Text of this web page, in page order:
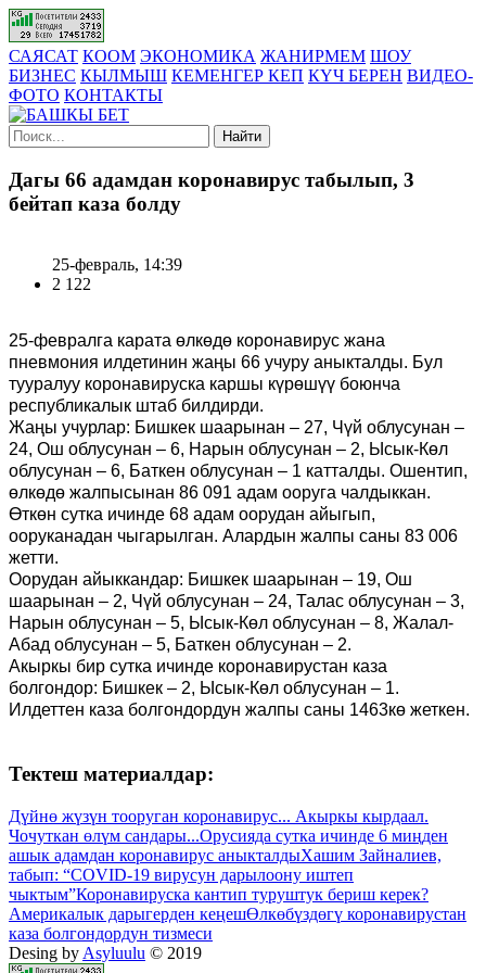
САЯСАТ КООМ ЭКОНОМИКА ЖАНИРМЕМ ШОУ
БИЗНЕС КЫЛМЫШ КЕМЕНГЕР КЕП КҮЧ БЕРЕН ВИДЕО-
ФОТО КОНТАКТЫ
Найти
Дагы 66 адамдан коронавирус табылып, 3
бейтап каза болду
25-февраль, 14:39
2 122
25-февралга карата өлкөдө коронавирус жана
пневмония илдетинин жаңы 66 учуру аныкталды. Бул
тууралуу коронавируска каршы күрөшүү боюнча
республикалык штаб билдирди.
Жаңы учурлар: Бишкек шаарынан – 27, Чүй облусунан –
24, Ош облусунан – 6, Нарын облусунан – 2, Ысык-Көл
облусунан – 6, Баткен облусунан – 1 катталды. Ошентип,
өлкөдө жалпысынан 86 091 адам ооруга чалдыккан.
Өткөн сутка ичинде 68 адам оорудан айыгып,
ооруканадан чыгарылган. Алардын жалпы саны 83 006
жетти.
Оорудан айыккандар: Бишкек шаарынан – 19, Ош
шаарынан – 2, Чүй облусунан – 24, Талас облусунан – 3,
Нарын облусунан – 5, Ысык-Көл облусунан – 8, Жалал-
Абад облусунан – 5, Баткен облусунан – 2.
Акыркы бир сутка ичинде коронавирустан каза
болгондор: Бишкек – 2, Ысык-Көл облусунан – 1.
Илдеттен каза болгондордун жалпы саны 1463кө жеткен.
Тектеш материалдар:
Дүйнө жүзүн тооруган коронавирус... Акыркы кырдаал.
Чочуткан өлүм сандары...Орусияда сутка ичинде 6 миңден
ашык адамдан коронавирус аныкталдыХашим Зайналиев,
табып: “COVID-19 вирусун дарылоону иштеп
чыктым”Коронавируска кантип туруштук бериш керек?
Америкалык дарыгерден кеңешӨлкөбүздөгү коронавирустан
каза болгондордун тизмеси
Desing by Asyluulu © 2019